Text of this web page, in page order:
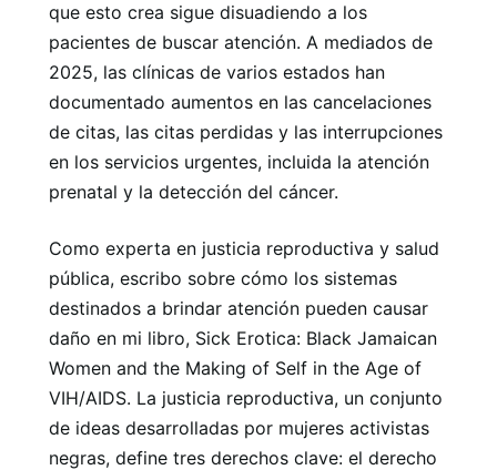
que esto crea sigue disuadiendo a los
pacientes de buscar atención. A mediados de
2025, las clínicas de varios estados han
documentado aumentos en las cancelaciones
de citas, las citas perdidas y las interrupciones
en los servicios urgentes, incluida la atención
prenatal y la detección del cáncer.
Como experta en justicia reproductiva y salud
pública, escribo sobre cómo los sistemas
destinados a brindar atención pueden causar
daño en mi libro, Sick Erotica: Black Jamaican
Women and the Making of Self in the Age of
VIH/AIDS. La justicia reproductiva, un conjunto
de ideas desarrolladas por mujeres activistas
negras, define tres derechos clave: el derecho